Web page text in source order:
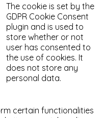
The cookie is set by the
GDPR Cookie Consent
plugin and is used to
store whether or not
user has consented to
the use of cookies. It
does not store any
personal data.
certain functionalities